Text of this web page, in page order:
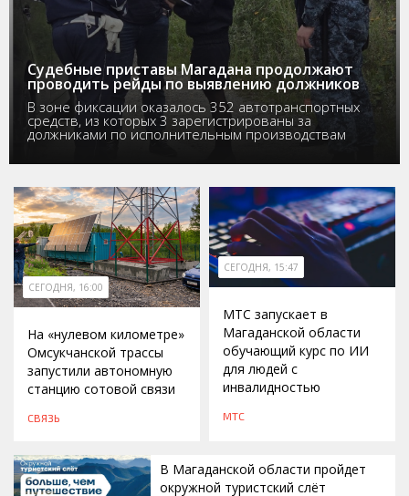
Судебные приставы Магадана продолжают
проводить рейды по выявлению должников
В зоне фиксации оказалось 352 автотранспортных
средств, из которых 3 зарегистрированы за
должниками по исполнительным производствам
СЕГОДНЯ, 16:00
На «нулевом километре»
Омсукчанской трассы
запустили автономную
станцию сотовой связи
СВЯЗЬ
СЕГОДНЯ, 15:47
МТС запускает в
Магаданской области
обучающий курс по ИИ
для людей с
инвалидностью
МТС
В Магаданской области пройдет
окружной туристский слёт